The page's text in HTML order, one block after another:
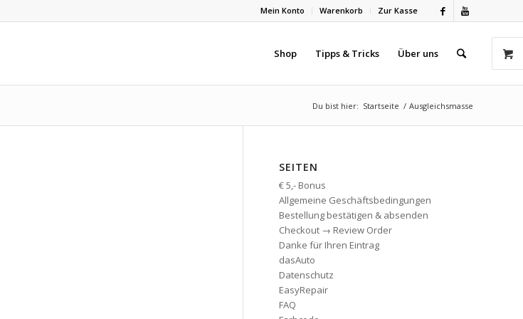
Mein Konto Warenkorb Zur Kasse
Shop Tipps & Tricks Über uns
Du bist hier: Startseite / Ausgleichsmasse
SEITEN
€ 5,- Bonus
Allgemeine Geschäftsbedingungen
Bestellung bestätigen & absenden
Checkout → Review Order
Danke für Ihren Eintrag
dasAuto
Datenschutz
EasyRepair
FAQ